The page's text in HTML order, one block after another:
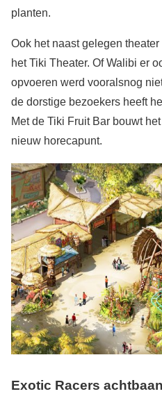
planten.
Ook het naast gelegen
het Tiki Theater. Of Walibi er
opvoeren werd vooralsnog
de dorstige bezoekers heeft
Met de Tiki Fruit Bar bouwt
nieuw horecapunt.
Exotic Racers achtbaan